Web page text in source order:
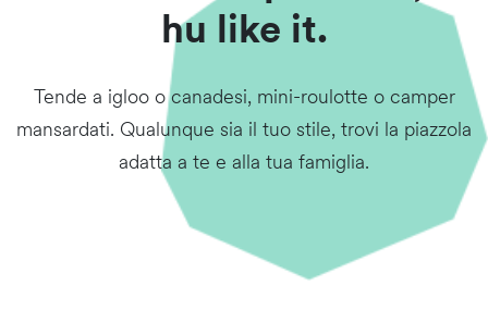
hu like it.
Tende a igloo o canadesi, mini-roulotte o camper
mansardati. Qualunque sia il tuo stile, trovi la piazzola
adatta a te e alla tua famiglia.